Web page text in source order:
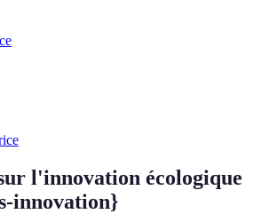
l'innovation écologique
innovation}